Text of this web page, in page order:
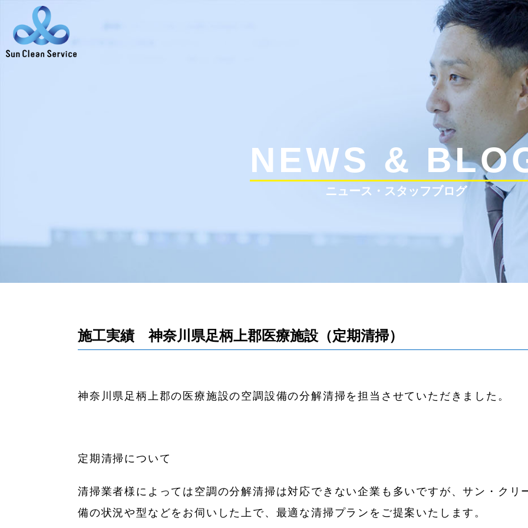
NEWS &
ニュース・スタッフブログ
施工実績 神奈川県足柄上郡医療施設（定期清掃）
神奈川県足柄上郡の医療施設の空調設備の分解清掃を担当させていただきました。
定期清掃について
清掃業者様によっては空調の分解清掃は対応できない企業も多いですが、サン・クリ
備の状況や型などをお伺いした上で、最適な清掃プランをご提案いたします。